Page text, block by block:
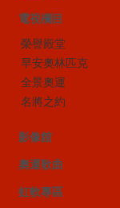
電視欄目
榮譽殿堂
早安奧林匹克
全景奧運
名將之約
影像館
奧運歌曲
虹軟專區